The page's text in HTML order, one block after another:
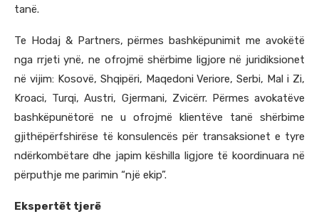
tanë.
Te Hodaj & Partners, përmes bashkëpunimit me avokëtë
nga rrjeti ynë, ne ofrojmë shërbime ligjore në juridiksionet
në vijim: Kosovë, Shqipëri, Maqedoni Veriore, Serbi, Mal i Zi,
Kroaci, Turqi, Austri, Gjermani, Zvicërr. Përmes avokatëve
bashkëpunëtorë ne u ofrojmë klientëve tanë shërbime
gjithëpërfshirëse të konsulencës për transaksionet e tyre
ndërkombëtare dhe japim këshilla ligjore të koordinuara në
përputhje me parimin “një ekip”.
Ekspertët tjerë